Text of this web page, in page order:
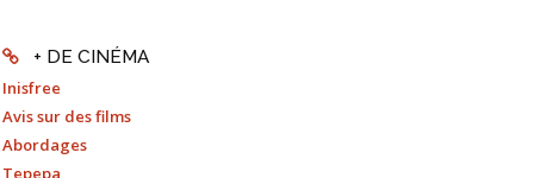
+ DE CINÉMA
Inisfree
Avis sur des films
Abordages